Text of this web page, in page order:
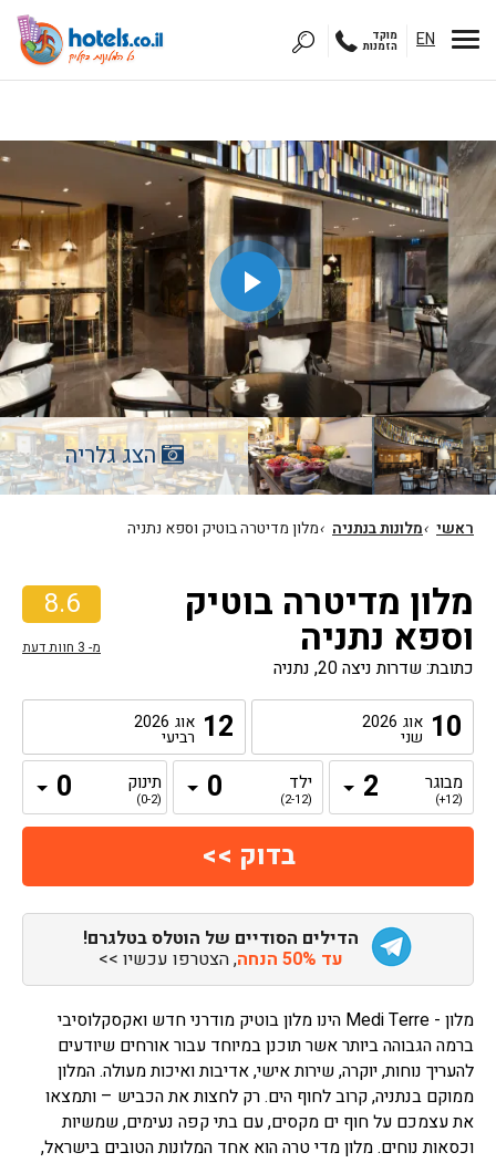
EN מוקד
הזמנות
הצג גלריה
ראשי ›מלונות בנתניה ›מלון מדיטרה בוטיק וספא נתניה
8.6
מ- 3 חוות דעת
מלון מדיטרה בוטיק
וספא נתניה
כתובת: שדרות ניצה 20, נתניה
10 אוג 2026
שני 12 אוג 2026
רביעי
מבוגר
(12+)
ילד
(2-12)
תינוק
(0-2)
הדילים הסודיים של הוטלס בטלגרם!
עד 50% הנחה , הצטרפו עכשיו >>
מלון - Medi Terre הינו מלון בוטיק מודרני חדש ואקסקלוסיבי
ברמה הגבוהה ביותר אשר תוכנן במיוחד עבור אורחים שיודעים
להעריך נוחות, יוקרה, שירות אישי, אדיבות ואיכות מעולה. המלון
ממוקם בנתניה, קרוב לחוף הים. רק לחצות את הכביש – ותמצאו
את עצמכם על חוף ים מקסים, עם בתי קפה נעימים, שמשיות
וכסאות נוחים. מלון מדי טרה הוא אחד המלונות הטובים בישראל,